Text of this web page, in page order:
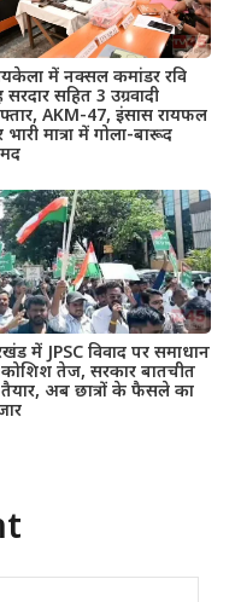
में नक्सल कमांडर रवि
सरदार सहित 3 उग्रवादी
AKM-47, इंसास रायफल
मात्रा में गोला-बारूद
में JPSC विवाद पर समाधान
तेज, सरकार बातचीत
अब छात्रों के फैसले का